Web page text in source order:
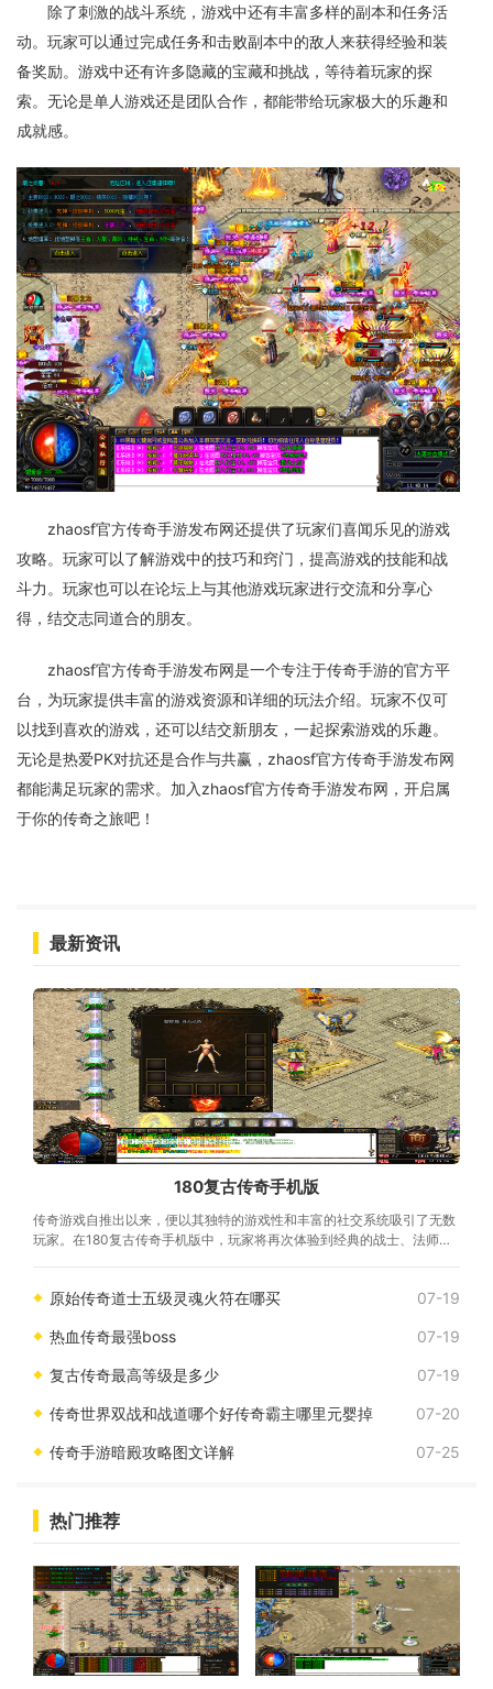
除了刺激的战斗系统，游戏中还有丰富多样的副本和任务活
动。玩家可以通过完成任务和击败副本中的敌人来获得经验和装
备奖励。游戏中还有许多隐藏的宝藏和挑战，等待着玩家的探
索。无论是单人游戏还是团队合作，都能带给玩家极大的乐趣和
成就感。
zhaosf官方传奇手游发布网还提供了玩家们喜闻乐见的游戏
攻略。玩家可以了解游戏中的技巧和窍门，提高游戏的技能和战
斗力。玩家也可以在论坛上与其他游戏玩家进行交流和分享心
得，结交志同道合的朋友。
zhaosf官方传奇手游发布网是一个专注于传奇手游的官方平
台，为玩家提供丰富的游戏资源和详细的玩法介绍。玩家不仅可
以找到喜欢的游戏，还可以结交新朋友，一起探索游戏的乐趣。
无论是热爱PK对抗还是合作与共赢，zhaosf官方传奇手游发布网
都能满足玩家的需求。加入zhaosf官方传奇手游发布网，开启属
于你的传奇之旅吧！
最新资讯
180复古传奇手机版
传奇游戏自推出以来，便以其独特的游戏性和丰富的社交系统吸引了无数
玩家。在180复古传奇手机版中，玩家将再次体验到经典的战士、法师和
原始传奇道士五级灵魂火符在哪买 07-19
热血传奇最强boss 07-19
复古传奇最高等级是多少 07-19
传奇世界双战和战道哪个好传奇霸主哪里元婴掉 07-20
传奇手游暗殿攻略图文详解 07-25
热门推荐